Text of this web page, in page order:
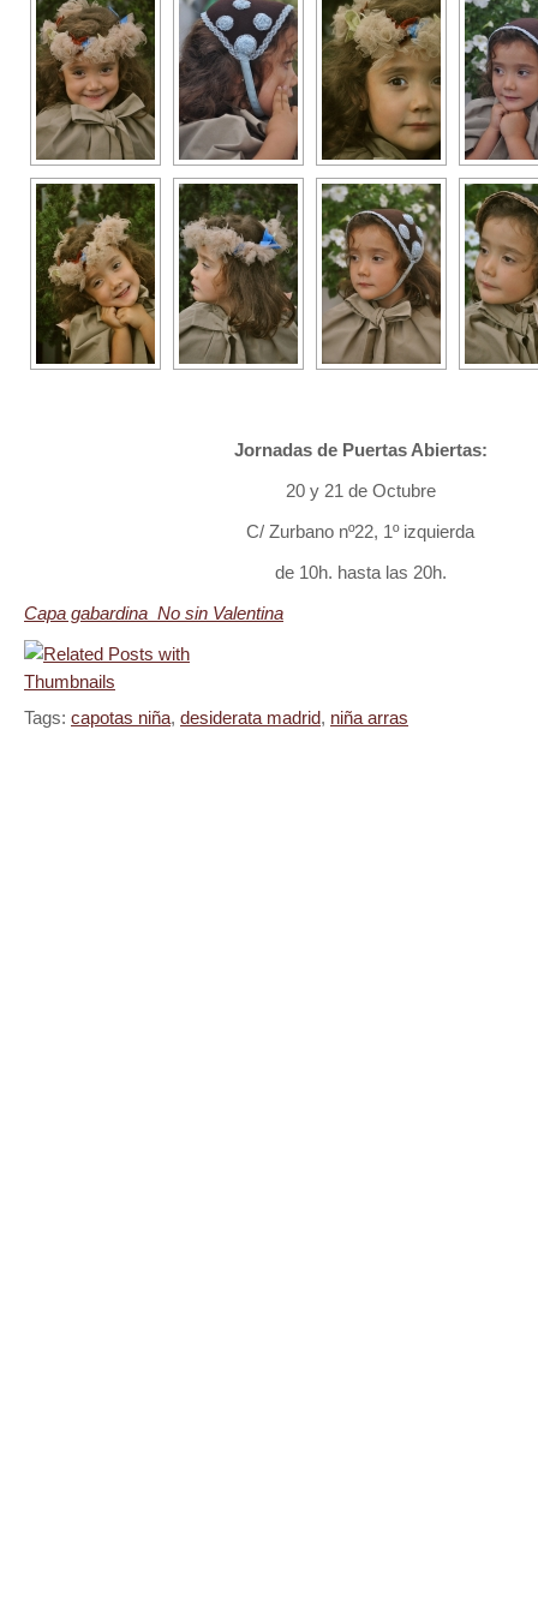
Jornadas de Puertas Abiertas:
20 y 21 de Octubre
C/ Zurbano nº22, 1º izquierda
de 10h. hasta las 20h.
Capa gabardina No sin Valentina
Tags: capotas niña, desiderata madrid, niña arras